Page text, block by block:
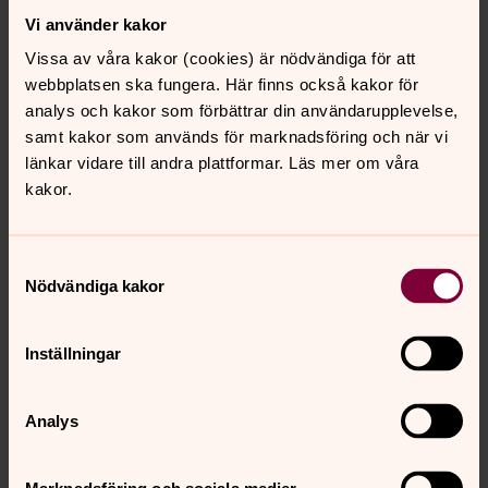
Vi använder kakor
Vissa av våra kakor (cookies) är nödvändiga för att
webbplatsen ska fungera. Här finns också kakor för
analys och kakor som förbättrar din användarupplevelse,
samt kakor som används för marknadsföring och när vi
länkar vidare till andra plattformar. Läs mer om våra
kakor.
Nödvändiga kakor
Inställningar
Analys
Tillsammans ska vi arbeta för en